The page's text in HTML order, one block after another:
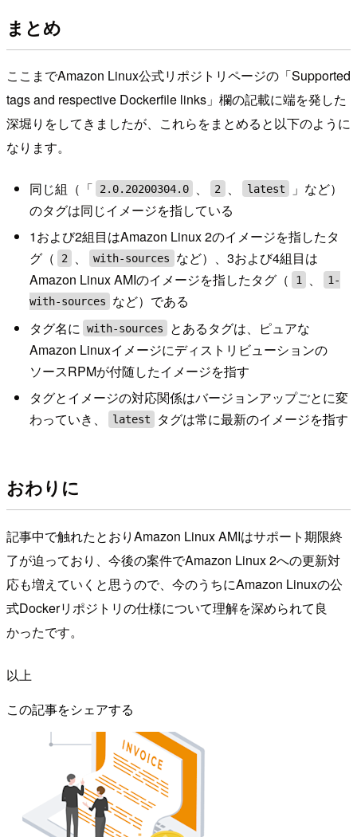
まとめ
ここまでAmazon Linux公式リポジトリページの「Supported
tags and respective Dockerfile links」欄の記載に端を発した
深堀りをしてきましたが、これらをまとめると以下のように
なります。
同じ組（「 2.0.20200304.0 、 2 、 latest
」など）
のタグは同じイメージを指している
1および2組目はAmazon Linux 2のイメージを指したタ
グ（
2 、 with-sources
など）、3および4組目は
Amazon Linux AMIのイメージを指したタグ（
1 、
1-
with-sources
など）である
タグ名に
with-sources
とあるタグは、ピュアな
Amazon Linuxイメージにディストリビューションの
ソースRPMが付随したイメージを指す
タグとイメージの対応関係はバージョンアップごとに変
わっていき、
latest タグは常に最新のイメージを指す
おわりに
記事中で触れたとおりAmazon Linux AMIはサポート期限終
了が迫っており、今後の案件でAmazon Linux 2への更新対
応も増えていくと思うので、今のうちにAmazon Linuxの公
式Dockerリポジトリの仕様について理解を深められて良
かったです。
以上
この記事をシェアする